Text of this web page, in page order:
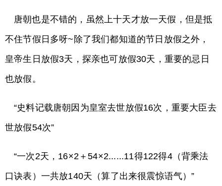
唐朝也是不错的，虽然上十天才放一天假，但是抵
不住节假日多呀~除了我们都知道的节日放假之外，
皇帝生日放假3天，探亲也可放假30天，重要的忌日
也放假。
“史料记载唐朝因为皇室去世放假16次，重要大臣去
世放假54次”
“一次2天，16×2＋54×2......11得122得4（背乘法
口诀表）一共放140天（算了出来很震惊语气）”